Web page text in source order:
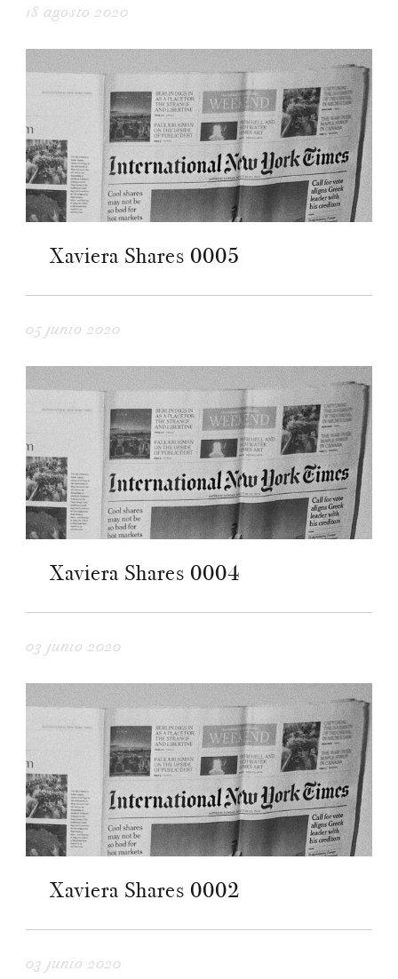
18 agosto 2020
Xaviera Shares 0005
05 junio 2020
Xaviera Shares 0004
03 junio 2020
Xaviera Shares 0002
03 junio 2020